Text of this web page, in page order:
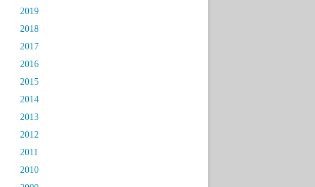
2019
2018
2017
2016
2015
2014
2013
2012
2011
2010